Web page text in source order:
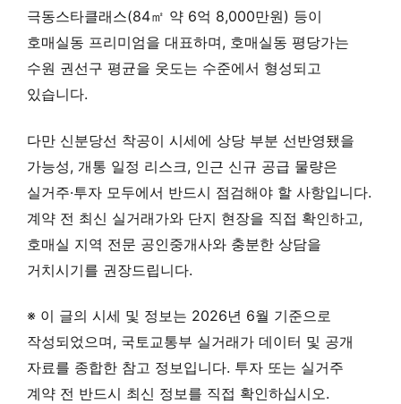
극동스타클래스(84㎡ 약 6억 8,000만원) 등이
호매실동 프리미엄을 대표하며, 호매실동 평당가는
수원 권선구 평균을 웃도는 수준에서 형성되고
있습니다.
다만 신분당선 착공이 시세에 상당 부분 선반영됐을
가능성, 개통 일정 리스크, 인근 신규 공급 물량은
실거주·투자 모두에서 반드시 점검해야 할 사항입니다.
계약 전 최신 실거래가와 단지 현장을 직접 확인하고,
호매실 지역 전문 공인중개사와 충분한 상담을
거치시기를 권장드립니다.
※ 이 글의 시세 및 정보는 2026년 6월 기준으로
작성되었으며, 국토교통부 실거래가 데이터 및 공개
자료를 종합한 참고 정보입니다. 투자 또는 실거주
계약 전 반드시 최신 정보를 직접 확인하십시오.